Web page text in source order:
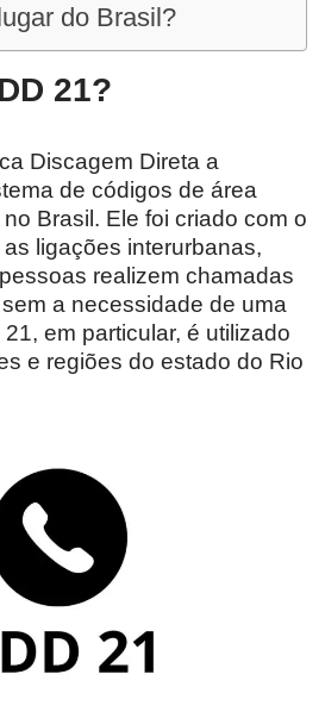
do Brasil?
21?
Discagem Direta a
de códigos de área
Brasil. Ele foi criado com o
ligações interurbanas,
realizem chamadas
a necessidade de uma
em particular, é utilizado
e regiões do estado do Rio